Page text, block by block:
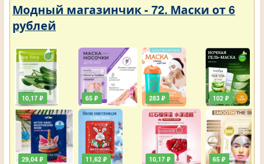
Модный магазинчик - 72. Маски от 6
рублей
10,17 ₽
29,04 ₽
65 ₽
11,62 ₽
283 ₽
10,17 ₽
102 ₽
65 ₽